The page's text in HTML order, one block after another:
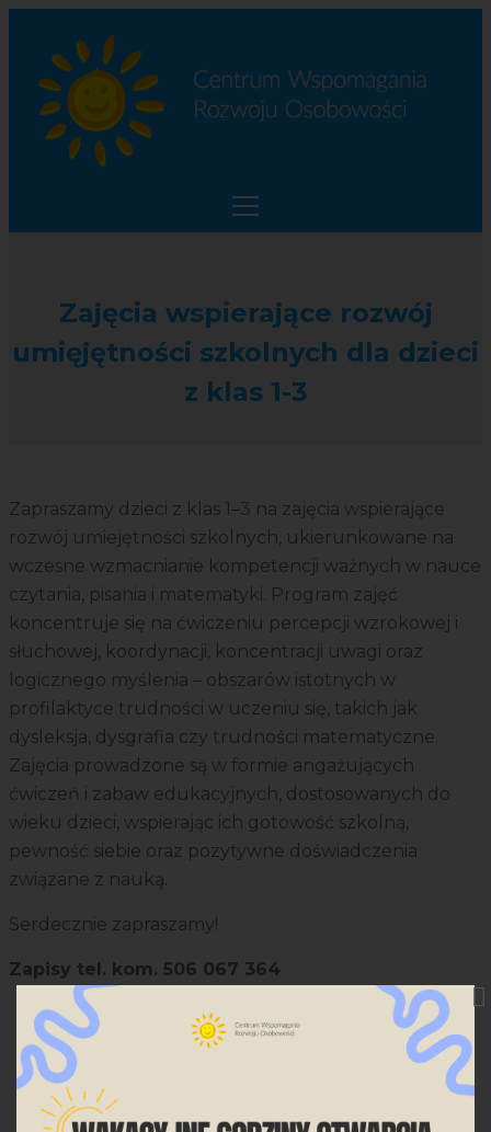
Zajęcia wspierające rozwój
umięjętności szkolnych dla dzieci
z klas 1-3
Zapraszamy dzieci z klas 1–3 na zajęcia wspierające
rozwój umiejętności szkolnych, ukierunkowane na
wczesne wzmacnianie kompetencji ważnych w nauce
czytania, pisania i matematyki. Program zajęć
koncentruje się na ćwiczeniu percepcji wzrokowej i
słuchowej, koordynacji, koncentracji uwagi oraz
logicznego myślenia – obszarów istotnych w
profilaktyce trudności w uczeniu się, takich jak
dysleksja, dysgrafia czy trudności matematyczne.
Zajęcia prowadzone są w formie angażujących
ćwiczeń i zabaw edukacyjnych, dostosowanych do
wieku dzieci, wspierając ich gotowość szkolną,
pewność siebie oraz pozytywne doświadczenia
związane z nauką.
Serdecznie zapraszamy!
Zapisy tel. kom. 506 067 364